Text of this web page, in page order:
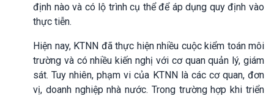
định nào và có lộ trình cụ thể để áp dụng quy định vào
thực tiễn.
Hiện nay, KTNN đã thực hiện nhiều cuộc kiểm toán môi
trường và có nhiều kiến nghị với cơ quan quản lý, giám
sát. Tuy nhiên, phạm vi của KTNN là các cơ quan, đơn
vị, doanh nghiệp nhà nước. Trong trường hợp khi triển